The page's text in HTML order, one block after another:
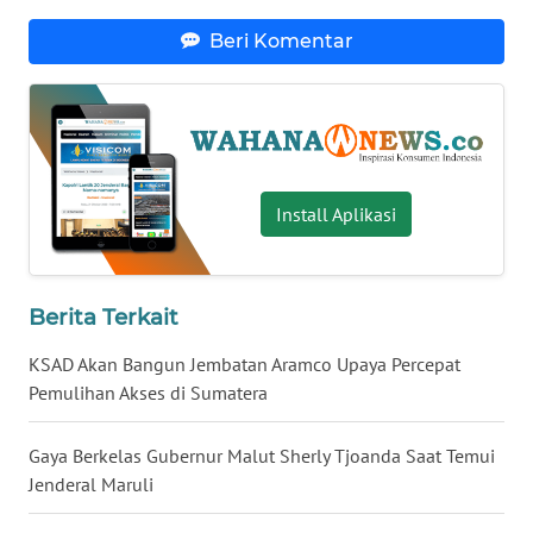
Beri Komentar
Install Aplikasi
Berita Terkait
KSAD Akan Bangun Jembatan Aramco Upaya Percepat
Pemulihan Akses di Sumatera
Gaya Berkelas Gubernur Malut Sherly Tjoanda Saat Temui
Jenderal Maruli
SERAMBI
WN
JAMBI
WN
SULTRA
WN
NTB
WN
SULTENG
WN